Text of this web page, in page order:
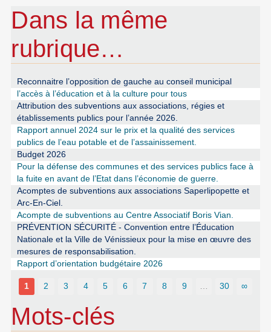
Dans la même
rubrique…
Reconnaitre l’opposition de gauche au conseil municipal
l’accès à l’éducation et à la culture pour tous
Attribution des subventions aux associations, régies et
établissements publics pour l’année 2026.
Rapport annuel 2024 sur le prix et la qualité des services
publics de l’eau potable et de l’assainissement.
Budget 2026
Pour la défense des communes et des services publics face à
la fuite en avant de l’Etat dans l’économie de guerre.
Acomptes de subventions aux associations Saperlipopette et
Arc-En-Ciel.
Acompte de subventions au Centre Associatif Boris Vian.
PRÉVENTION SÉCURITÉ - Convention entre l’Éducation
Nationale et la Ville de Vénissieux pour la mise en œuvre des
mesures de responsabilisation.
Rapport d’orientation budgétaire 2026
1 2 3 4 5 6 7 8 9 30 ∞
Mots-clés